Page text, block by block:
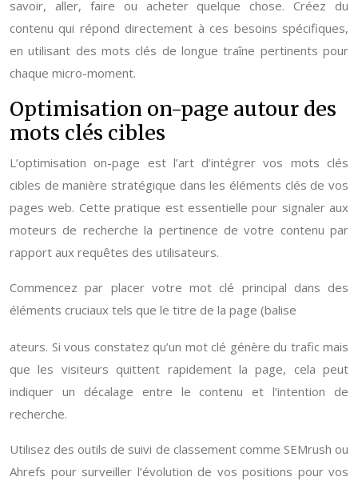
savoir, aller, faire ou acheter quelque chose. Créez du
contenu qui répond directement à ces besoins spécifiques,
en utilisant des mots clés de longue traîne pertinents pour
chaque micro-moment.
Optimisation on-page autour des
mots clés cibles
L’optimisation on-page est l’art d’intégrer vos mots clés
cibles de manière stratégique dans les éléments clés de vos
pages web. Cette pratique est essentielle pour signaler aux
moteurs de recherche la pertinence de votre contenu par
rapport aux requêtes des utilisateurs.
Commencez par placer votre mot clé principal dans des
éléments cruciaux tels que le titre de la page (balise
ateurs. Si vous constatez qu’un mot clé génère du trafic mais
que les visiteurs quittent rapidement la page, cela peut
indiquer un décalage entre le contenu et l’intention de
recherche.
Utilisez des outils de suivi de classement comme SEMrush ou
Ahrefs pour surveiller l’évolution de vos positions pour vos